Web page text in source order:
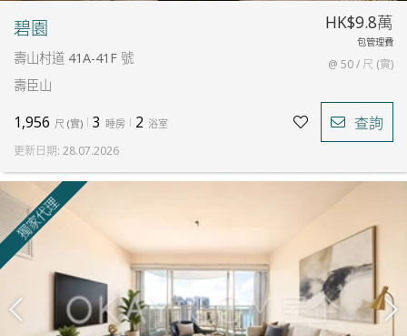
碧園
壽山村道 41A-41F 號
壽臣山
HK$9.8萬
包管理費
@ 50 / 尺 (實)
1,956 尺 (實) 3 睡房 2 浴室 查詢
更新日期: 28.07.2026
獨家代理